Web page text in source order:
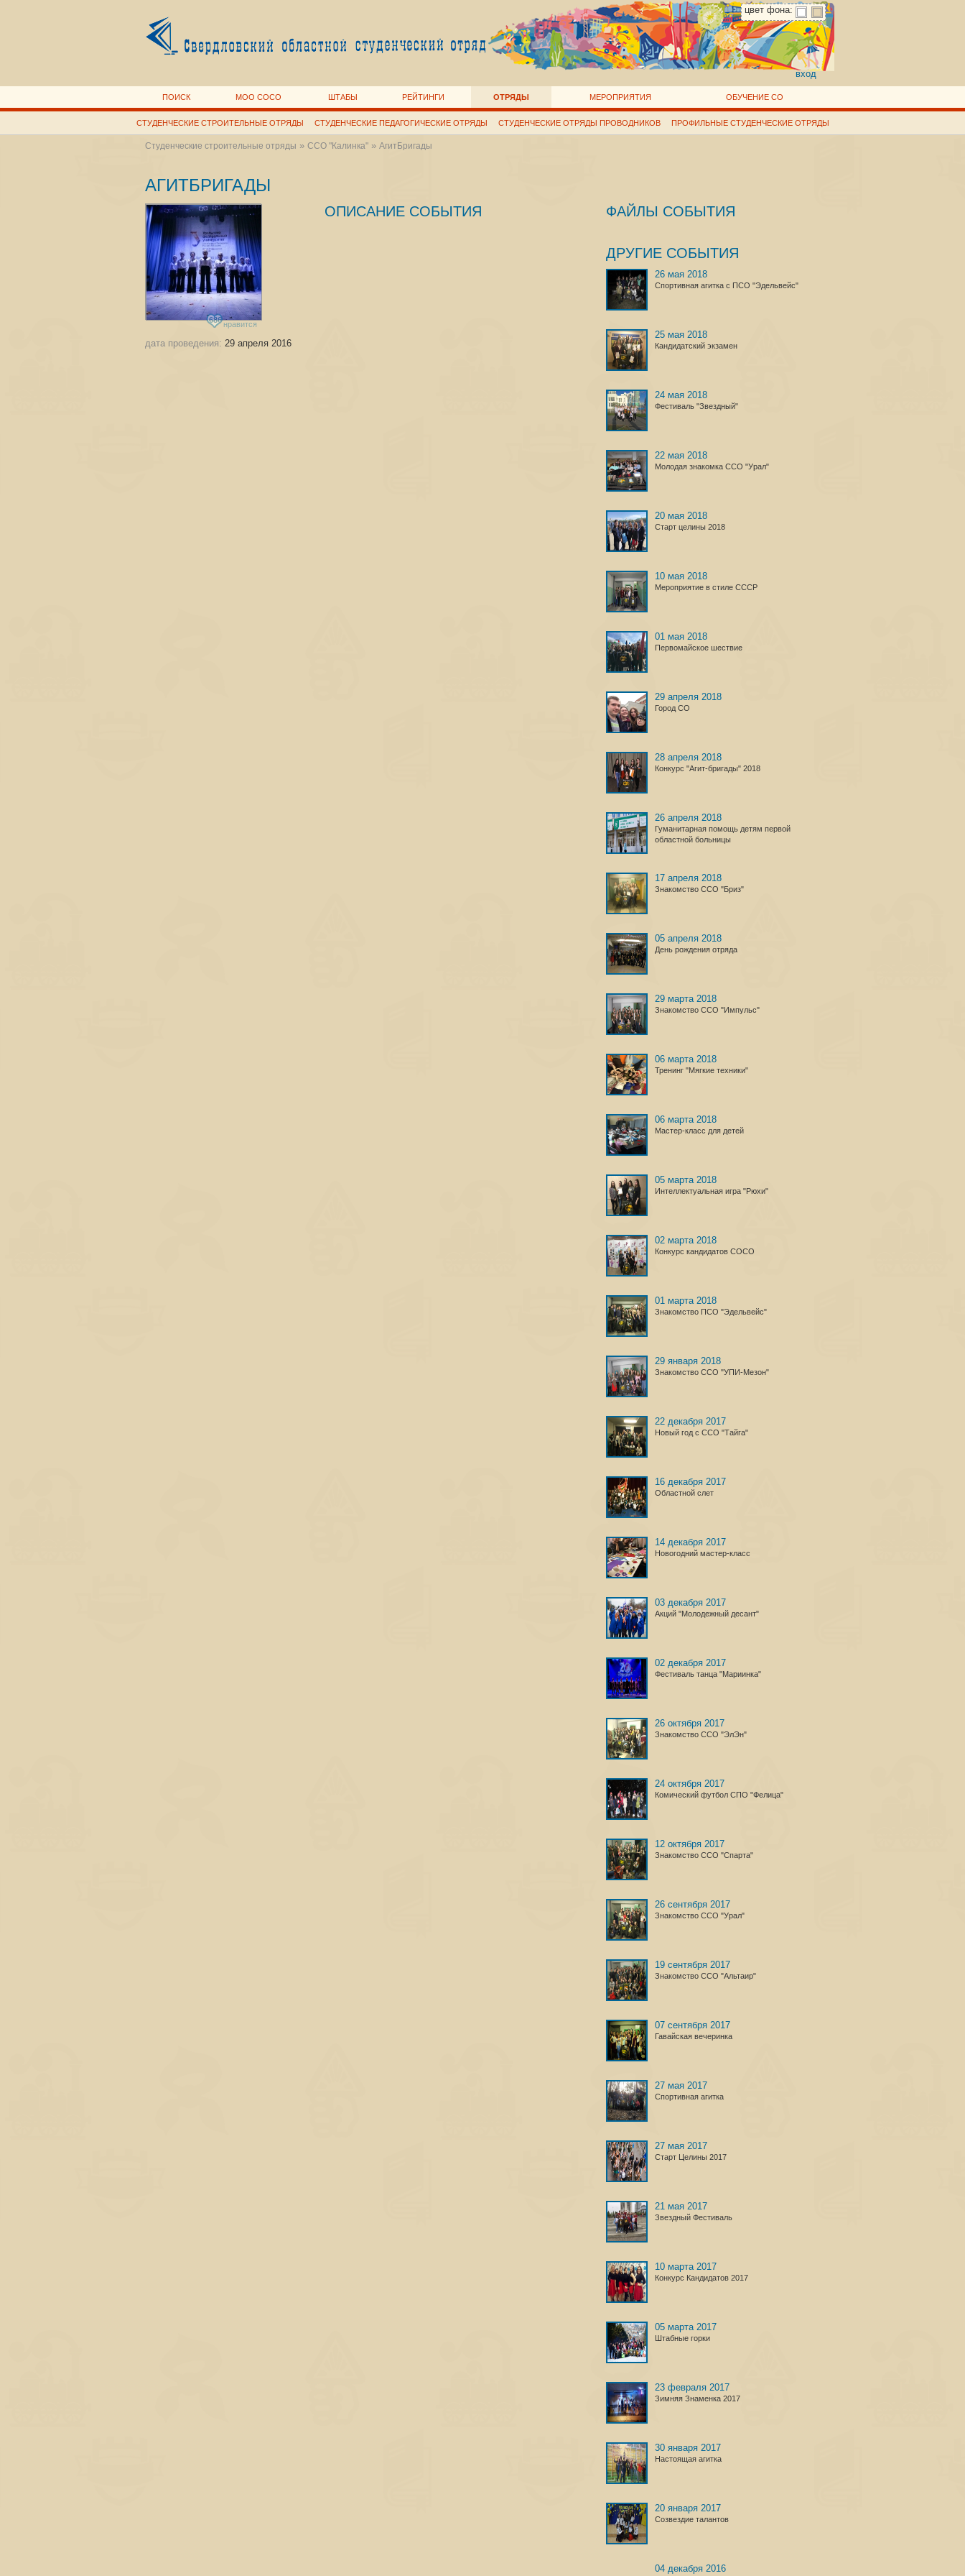
вход
ПОИСК МОО СОСО ШТАБЫ РЕЙТИНГИ ОТРЯДЫ МЕРОПРИЯТИЯ ОБУЧЕНИЕ СО
СТУДЕНЧЕСКИЕ СТРОИТЕЛЬНЫЕ ОТРЯДЫ СТУДЕНЧЕСКИЕ ПЕДАГОГИЧЕСКИЕ ОТРЯДЫ СТУДЕНЧЕСКИЕ ОТРЯДЫ ПРОВОДНИКОВ ПРОФИЛЬНЫЕ СТУДЕНЧЕСКИЕ ОТРЯДЫ
Студенческие строительные отряды » ССО "Калинка"» АгитБригады
АГИТБРИГАДЫ
686 нравится
дата проведения: 29 апреля 2016
ОПИСАНИЕ СОБЫТИЯ ФАЙЛЫ СОБЫТИЯ
ДРУГИЕ СОБЫТИЯ
26 мая 2018
Спортивная агитка с ПСО "Эдельвейс"
25 мая 2018
Кандидатский экзамен
24 мая 2018
Фестиваль "Звездный"
22 мая 2018
Молодая знакомка ССО "Урал"
20 мая 2018
Старт целины 2018
10 мая 2018
Мероприятие в стиле СССР
01 мая 2018
Первомайское шествие
29 апреля 2018
Город СО
28 апреля 2018
Конкурс "Агит-бригады" 2018
26 апреля 2018
Гуманитарная помощь детям первой
областной больницы
17 апреля 2018
Знакомство ССО "Бриз"
05 апреля 2018
День рождения отряда
29 марта 2018
Знакомство ССО "Импульс"
06 марта 2018
Тренинг "Мягкие техники"
06 марта 2018
Мастер-класс для детей
05 марта 2018
Интеллектуальная игра "Рюхи"
02 марта 2018
Конкурс кандидатов СОСО
01 марта 2018
Знакомство ПСО "Эдельвейс"
29 января 2018
Знакомство ССО "УПИ-Мезон"
22 декабря 2017
Новый год с ССО "Тайга"
16 декабря 2017
Областной слет
14 декабря 2017
Новогодний мастер-класс
03 декабря 2017
Акций "Молодежный десант"
02 декабря 2017
Фестиваль танца "Мариинка"
26 октября 2017
Знакомство ССО "ЭлЭн"
24 октября 2017
Комический футбол СПО "Фелица"
12 октября 2017
Знакомство ССО "Спарта"
26 сентября 2017
Знакомство ССО "Урал"
19 сентября 2017
Знакомство ССО "Альтаир"
07 сентября 2017
Гавайская вечеринка
27 мая 2017
Спортивная агитка
27 мая 2017
Старт Целины 2017
21 мая 2017
Звездный Фестиваль
10 марта 2017
Конкурс Кандидатов 2017
05 марта 2017
Штабные горки
23 февраля 2017
Зимняя Знаменка 2017
30 января 2017
Настоящая агитка
20 января 2017
Созвездие талантов
04 декабря 2016
цвет фона: